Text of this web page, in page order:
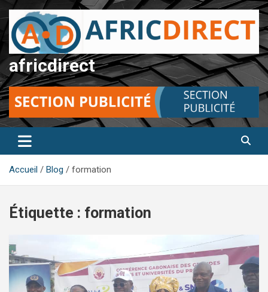
Aller
au
contenu
africdirect
Accueil Blog formation
Étiquette : formation